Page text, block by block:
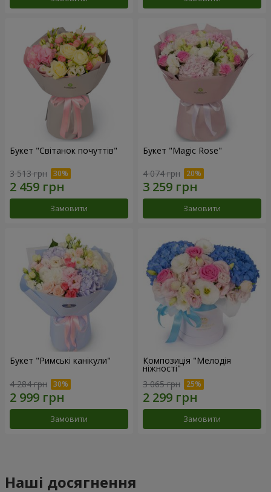
Букет "Світанок почуттів"
3 513 грн
Замовити
Букет "Magic Rose"
4 074 грн
Замовити
Букет "Римські канікули"
4 284 грн
Замовити
Композиція "Мелодія
ніжності"
3 065 грн
Замовити
Наші досягнення